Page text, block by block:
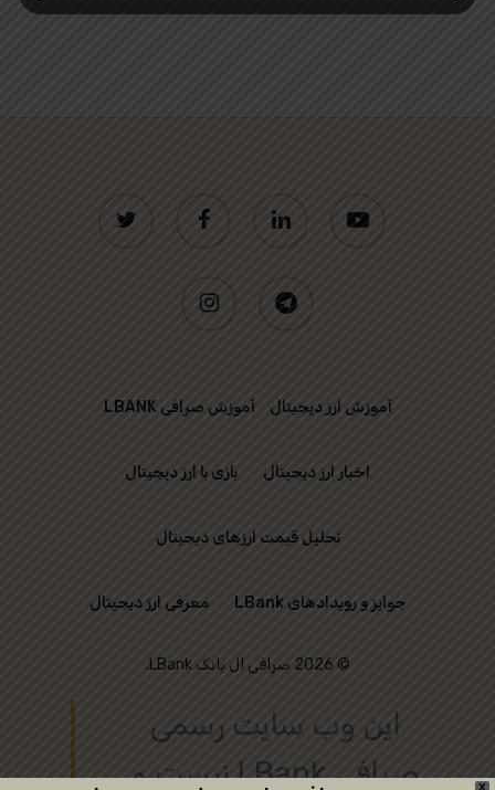
facebook linkedin
instagram telegram
آموزش ارز دیجیتال آموزش صرافی LBANK
اخبار ارز دیجیتال بازی با ارز دیجیتال
تحلیل قیمت ارزهای دیجیتال
جوایز و رویدادهای LBank معرفی ارز دیجیتال
© 2026 صرافی ال بانک LBank.
این وب‌ سایت رسمی
صرافی LBank نیست و
X